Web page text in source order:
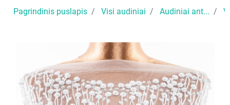
Pagrindinis puslapis Visi audiniai Audiniai ant...